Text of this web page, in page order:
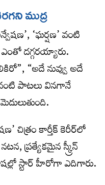
ముద్ర
‘ఘర్షణ’ వంటి
ఎంతో దగ్గరయ్యారు.
“అదే నువ్వు అదే
పాటలు వినగానే
చిత్రం కార్తీక్ కెరీర్‌లో
ప్రత్యేకమైన స్క్రీన్
స్టార్ హీరోగా ఎదిగారు.